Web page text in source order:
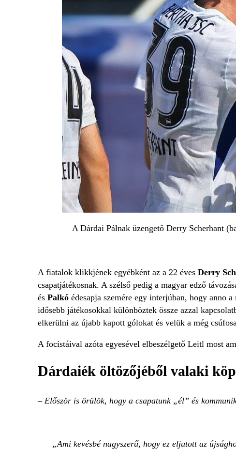
A Dárdai Pálnak üzengető Derry Scherhant
A fiatalok klikkjének egyébként az a 22 éves Derry
csapatjátékosnak. A szélső pedig a magyar edző
és Palkó édesapja szemére egy interjúban, hogy anno
idősebb játékosokkal különböztek össze azzal
elkerülni az újabb kapott gólokat és velük a még
A focistáival azóta egyesével elbeszélgető Leitl most
Dárdaiék öltözőjéből valaki
– Először is örülök, hogy a csapatunk „él” és
Ami kevésbé nagyszerű, hogy ez eljutott az